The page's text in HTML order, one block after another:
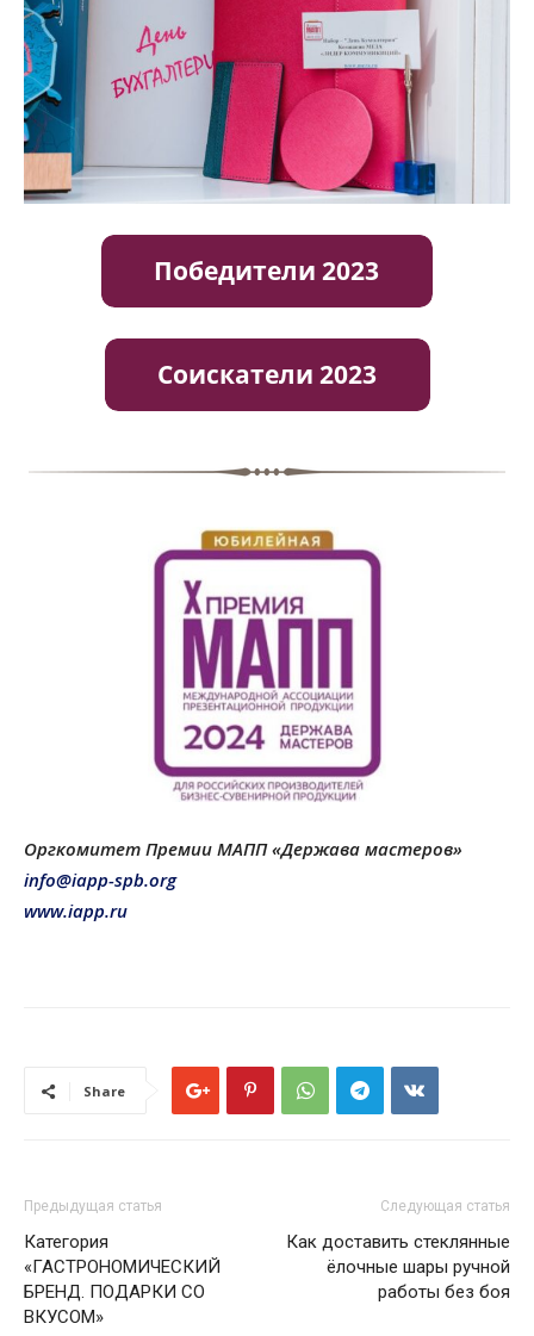
Оргкомитет Премии МАПП «Держава мастеров»
info@iapp-spb.org
www.iapp.ru
Share
Предыдущая статья
Категория
«ГАСТРОНОМИЧЕСКИЙ
БРЕНД. ПОДАРКИ СО
ВКУСОМ»
Следующая статья
Как доставить стеклянные
ёлочные шары ручной
работы без боя